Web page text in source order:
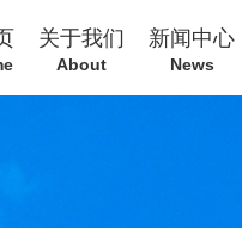
关于我们
About
新闻中心
News